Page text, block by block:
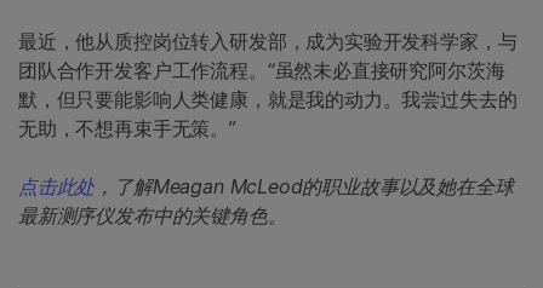
最近，他从质控岗位转入研发部，成为实验开发科学家，与
团队合作开发客户工作流程。“虽然未必直接研究阿尔茨海
默，但只要能影响人类健康，就是我的动力。我尝过失去的
无助，不想再束手无策。”
点击此处 ，了解Meagan McLeod的职业故事以及她在全球
最新测序仪发布中的关键角色。